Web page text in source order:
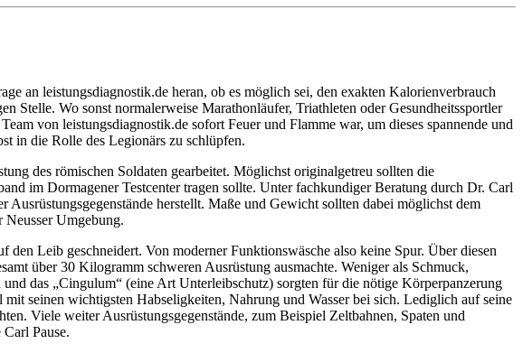
an leistungsdiagnostik.de heran, ob es möglich sei, den exakten Kalorienverbrauch
Stelle. Wo sonst normalerweise Marathonläufer, Triathleten oder Gesundheitssportler
von leistungsdiagnostik.de sofort Feuer und Flamme war, um dieses spannende und
in die Rolle des Legionärs zu schlüpfen.
des römischen Soldaten gearbeitet. Möglichst originalgetreu sollten die
im Dormagener Testcenter tragen sollte. Unter fachkundiger Beratung durch Dr. Carl
Ausrüstungsgegenstände herstellt. Maße und Gewicht sollten dabei möglichst dem
Neusser Umgebung.
Leib geschneidert. Von moderner Funktionswäsche also keine Spur. Über diesen
über 30 Kilogramm schweren Ausrüstung ausmachte. Weniger als Schmuck,
das „Cingulum“ (eine Art Unterleibschutz) sorgten für die nötige Körperpanzerung
seinen wichtigsten Habseligkeiten, Nahrung und Wasser bei sich. Lediglich auf seine
Viele weiter Ausrüstungsgegenstände, zum Beispiel Zeltbahnen, Spaten und
Pause.